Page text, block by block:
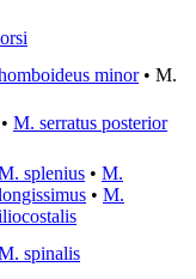
minor• M.
M. serratus posterior
splenius • M.
• M.
spinalis